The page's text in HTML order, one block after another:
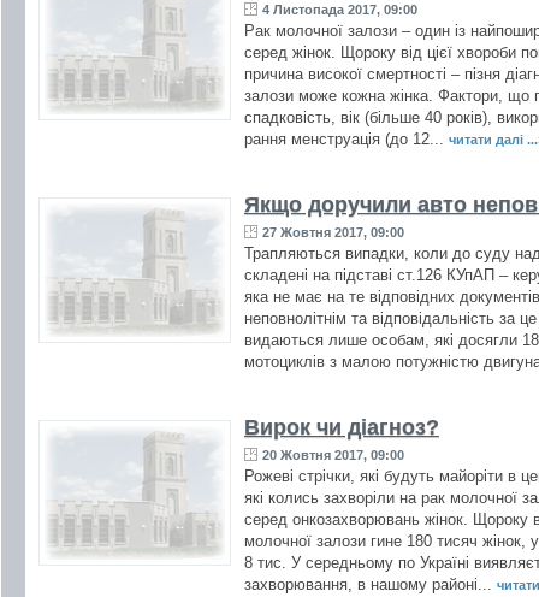
4 Листопада 2017, 09:00
Рак молочної залози – один із
серед жінок. Щороку від цієї хвороби
причина високої смертності – пізня
залози може кожна жінка. Фактори, що
спадковість, вік (більше 40 років),
рання менструація (до 12...
читати далі
Якщо доручили авто
27 Жовтня 2017, 09:00
Трапляються випадки, коли до суду
складені на підставі ст.126 КУпАП –
яка не має на те відповідних
неповнолітнім та відповідальність за
видаються лише особам, які досягли
мотоциклів з малою потужністю
Вирок чи діагноз?
20 Жовтня 2017, 09:00
Рожеві стрічки, які будуть майоріти в
які колись захворіли на рак молочної
серед онкозахворювань жінок. Щороку
молочної залози гине 180 тисяч
8 тис. У середньому по Україні
захворювання, в нашому районі...